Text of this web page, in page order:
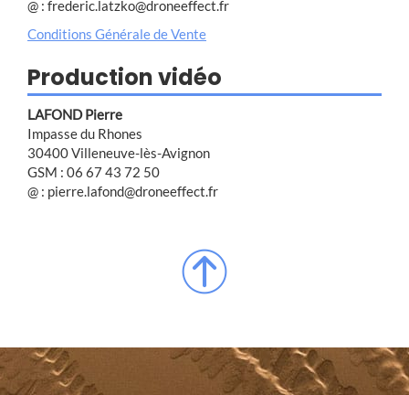
@ : frederic.latzko@droneeffect.fr
Conditions Générale de Vente
Production vidéo
LAFOND Pierre
Impasse du Rhones
30400 Villeneuve-lès-Avignon
GSM : 06 67 43 72 50
@ : pierre.lafond@droneeffect.fr